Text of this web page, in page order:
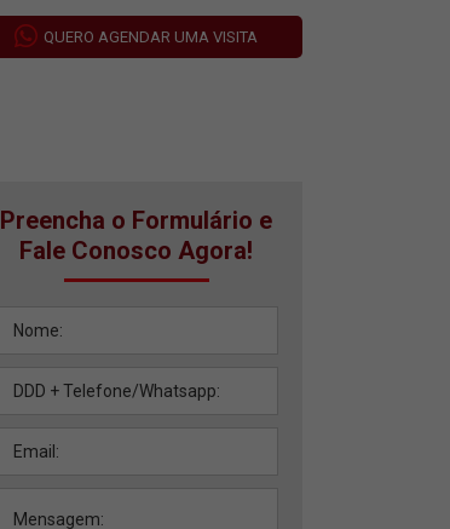
QUERO AGENDAR UMA VISITA
Preencha o Formulário e
Fale Conosco Agora!